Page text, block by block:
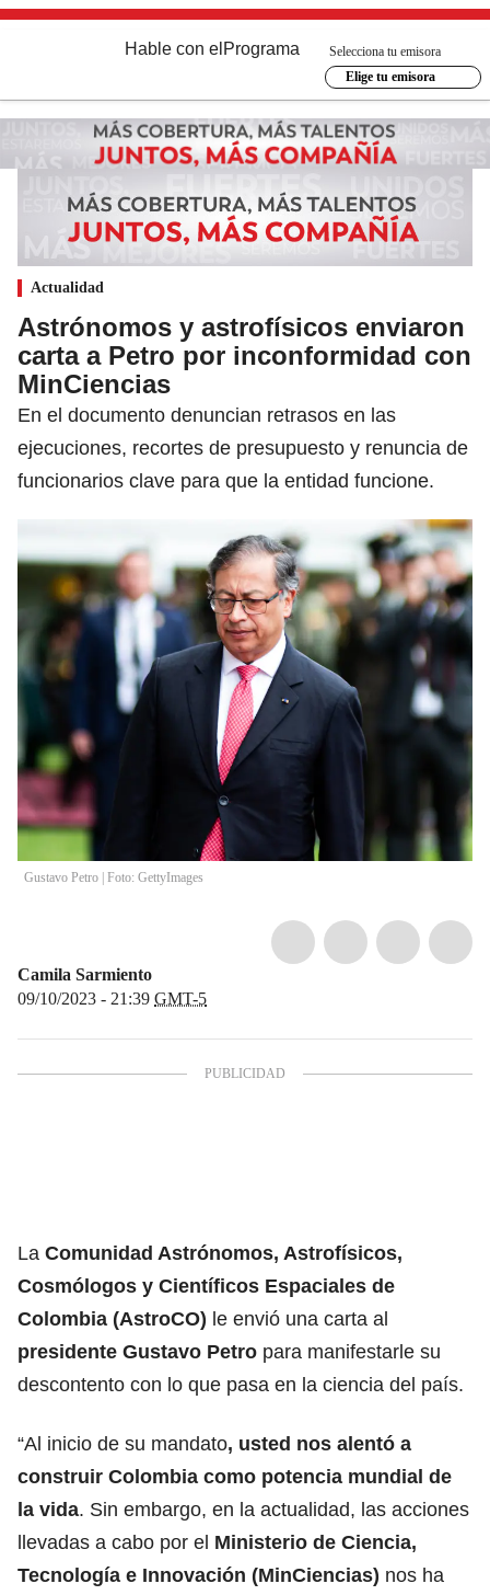
Hable con el Programa
Selecciona tu emisora
Elige tu emisora
Actualidad
Astrónomos y astrofísicos enviaron
carta a Petro por inconformidad con
MinCiencias
En el documento denuncian retrasos en las
ejecuciones, recortes de presupuesto y renuncia de
funcionarios clave para que la entidad funcione.
Gustavo Petro | Foto: GettyImages
Camila Sarmiento
09/10/2023 - 21:39 GMT-5
La Comunidad Astrónomos, Astrofísicos,
Cosmólogos y Científicos Espaciales de
Colombia (AstroCO) le envió una carta al
presidente Gustavo Petro para manifestarle su
descontento con lo que pasa en la ciencia del país.
“Al inicio de su mandato, usted nos alentó a
construir Colombia como potencia mundial de
la vida. Sin embargo, en la actualidad, las acciones
llevadas a cabo por el Ministerio de Ciencia,
Tecnología e Innovación (MinCiencias) nos ha